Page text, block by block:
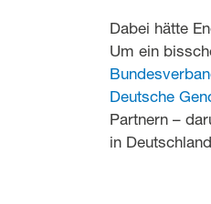
Dabei hätte
Um ein
Deutsche
Partnern –
in